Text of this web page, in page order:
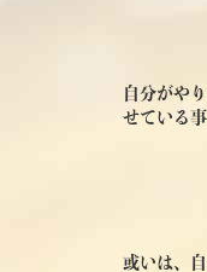
自分がや
せている事
或いは、